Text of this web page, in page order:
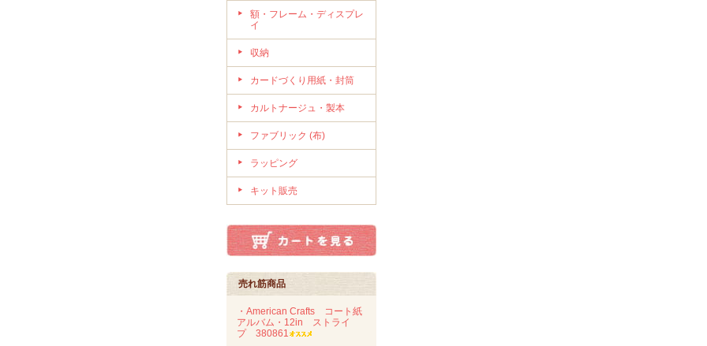
額・フレーム・ディスプレ
イ
収納
カードづくり用紙・封筒
カルトナージュ・製本
ファブリック (布)
ラッピング
キット販売
売れ筋商品
・American Crafts コート紙
アルバム・12in ストライ
プ 380861